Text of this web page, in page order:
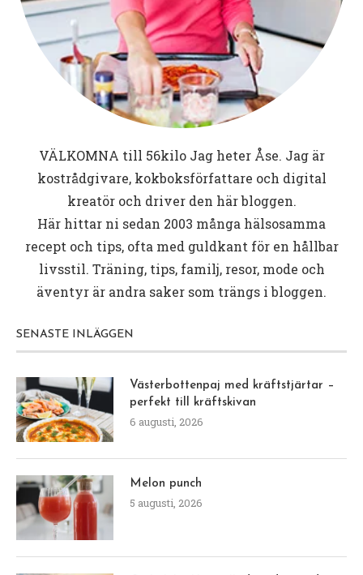
VÄLKOMNA till 56kiloJag heter Åse. Jag är
kostrådgivare, kokboksförfattare och digital
kreatör och driver den här bloggen.
Här hittar ni sedan 2003 många hälsosamma
recept och tips, ofta med guldkant för en hållbar
livsstil. Träning, tips, familj, resor, mode och
äventyr är andra saker som trängs i bloggen.
SENASTE INLÄGGEN
Västerbottenpaj med kräftstjärtar –
perfekt till kräftskivan
6 augusti, 2026
Melon punch
5 augusti, 2026